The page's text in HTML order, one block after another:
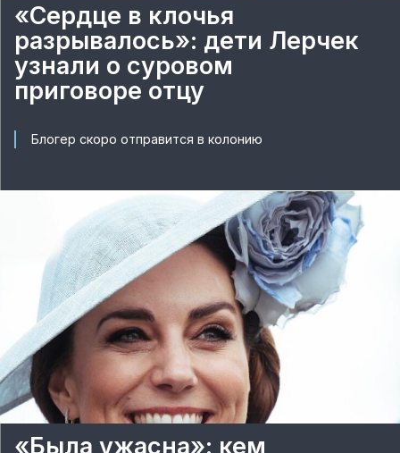
«Сердце в клочья
разрывалось»: дети Лерчек
узнали о суровом
приговоре отцу
Блогер скоро отправится в колонию
«Была ужасна»: кем